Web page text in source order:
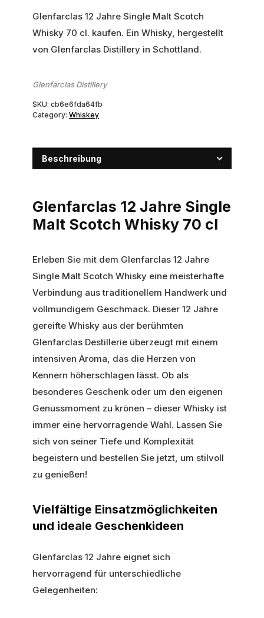
Glenfarclas 12 Jahre Single Malt Scotch
Whisky 70 cl. kaufen. Ein Whisky, hergestellt
von Glenfarclas Distillery in Schottland.
Glenfarclas Distillery
SKU: cb6e6fda64fb
Category: Whiskey
Beschreibung
Glenfarclas 12 Jahre Single
Malt Scotch Whisky 70 cl
Erleben Sie mit dem Glenfarclas 12 Jahre
Single Malt Scotch Whisky eine meisterhafte
Verbindung aus traditionellem Handwerk und
vollmundigem Geschmack. Dieser 12 Jahre
gereifte Whisky aus der berühmten
Glenfarclas Destillerie überzeugt mit einem
intensiven Aroma, das die Herzen von
Kennern höherschlagen lässt. Ob als
besonderes Geschenk oder um den eigenen
Genussmoment zu krönen – dieser Whisky ist
immer eine hervorragende Wahl. Lassen Sie
sich von seiner Tiefe und Komplexität
begeistern und bestellen Sie jetzt, um stilvoll
zu genießen!
Vielfältige Einsatzmöglichkeiten
und ideale Geschenkideen
Glenfarclas 12 Jahre eignet sich
hervorragend für unterschiedliche
Gelegenheiten: